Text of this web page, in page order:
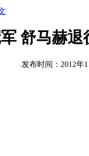
舒马赫退
发布时间：2012年